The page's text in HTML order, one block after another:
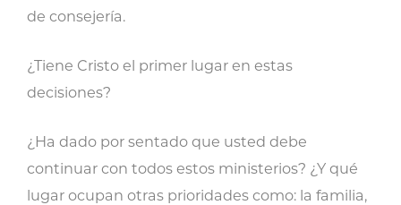
de consejería.
¿Tiene Cristo el primer lugar en estas
decisiones?
¿Ha dado por sentado que usted debe
continuar con todos estos ministerios? ¿Y qué
lugar ocupan otras prioridades como: la familia,